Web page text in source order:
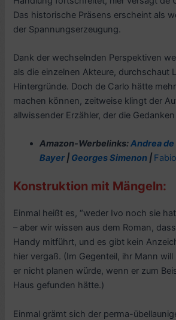
Das historische Präsens erscheint als
der Spannungserzeugung.
Dank der wechselnden Perspektiven
als die einzelnen Akteure, durchschaut
Hintergründe. Doch de Carlo hätte
machen können, zeitweise klingt der
allwissender Erzähler, der die
Amazon-Werbelinks:Andrea de
Bayer | Georges Simenon |
Konstruktion mit Mängeln:
Einmal heißt es, “weder Ivo noch sie
– aber wir wissen aus dem Roman,
Handy mitführt, und es gibt kein
hier vergaß. (Im Gegenteil, ihr Mann
er nicht planen würde, wenn er zum
Haus gefunden hätte.)
Einmal grämt sich der perma-